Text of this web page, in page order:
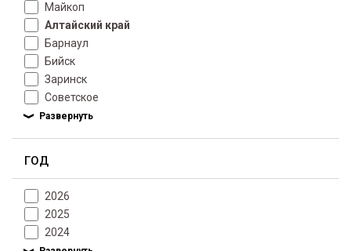
Майкоп
Алтайский край
Барнаул
Бийск
Заринск
Советское
ГОД
2026
2025
2024